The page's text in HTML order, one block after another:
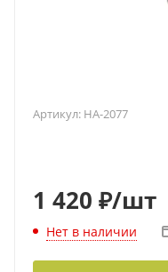
Артикул: HA-2077
1 420 ₽/шт
Нет в наличии